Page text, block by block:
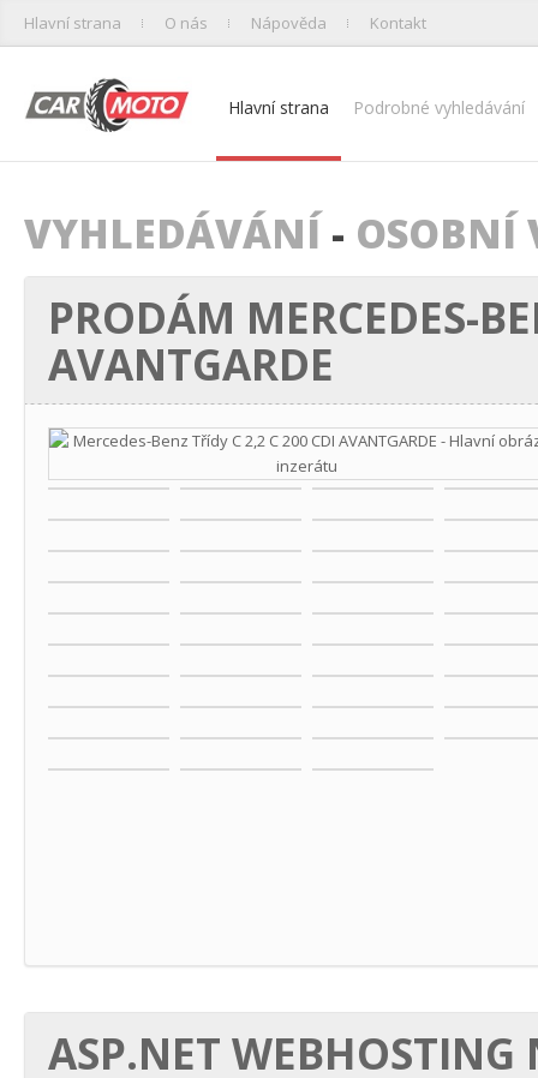
Hlavní strana O nás Nápověda Kontakt
Hlavní strana Podrobné vyhledávání
VYHLEDÁVÁNÍ - OSOBNÍ
PRODÁM MERCEDES-
AVANTGARDE
ASP.NET WEBHOSTING